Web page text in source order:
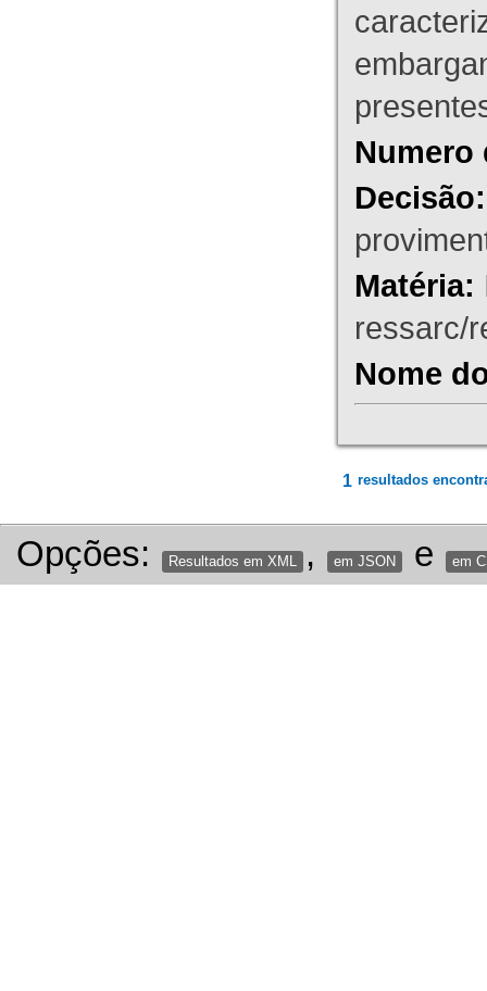
Numero
Decisão:
Matéria:
ressarc/
Nome
1 resultados
Opções: Resultados em XML , em JSON e em